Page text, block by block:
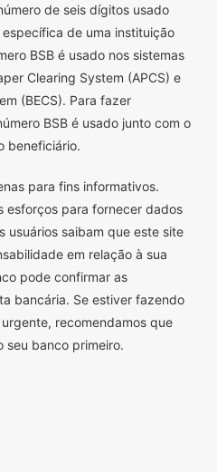
de seis dígitos usado
de uma instituição
BSB é usado nos sistemas
Clearing System (APCS) e
(BECS). Para fazer
BSB é usado junto com o
beneficiário.
para fins informativos.
esforços para fornecer dados
usuários saibam que este site
em relação à sua
pode confirmar as
bancária. Se estiver fazendo
recomendamos que
seu banco primeiro.